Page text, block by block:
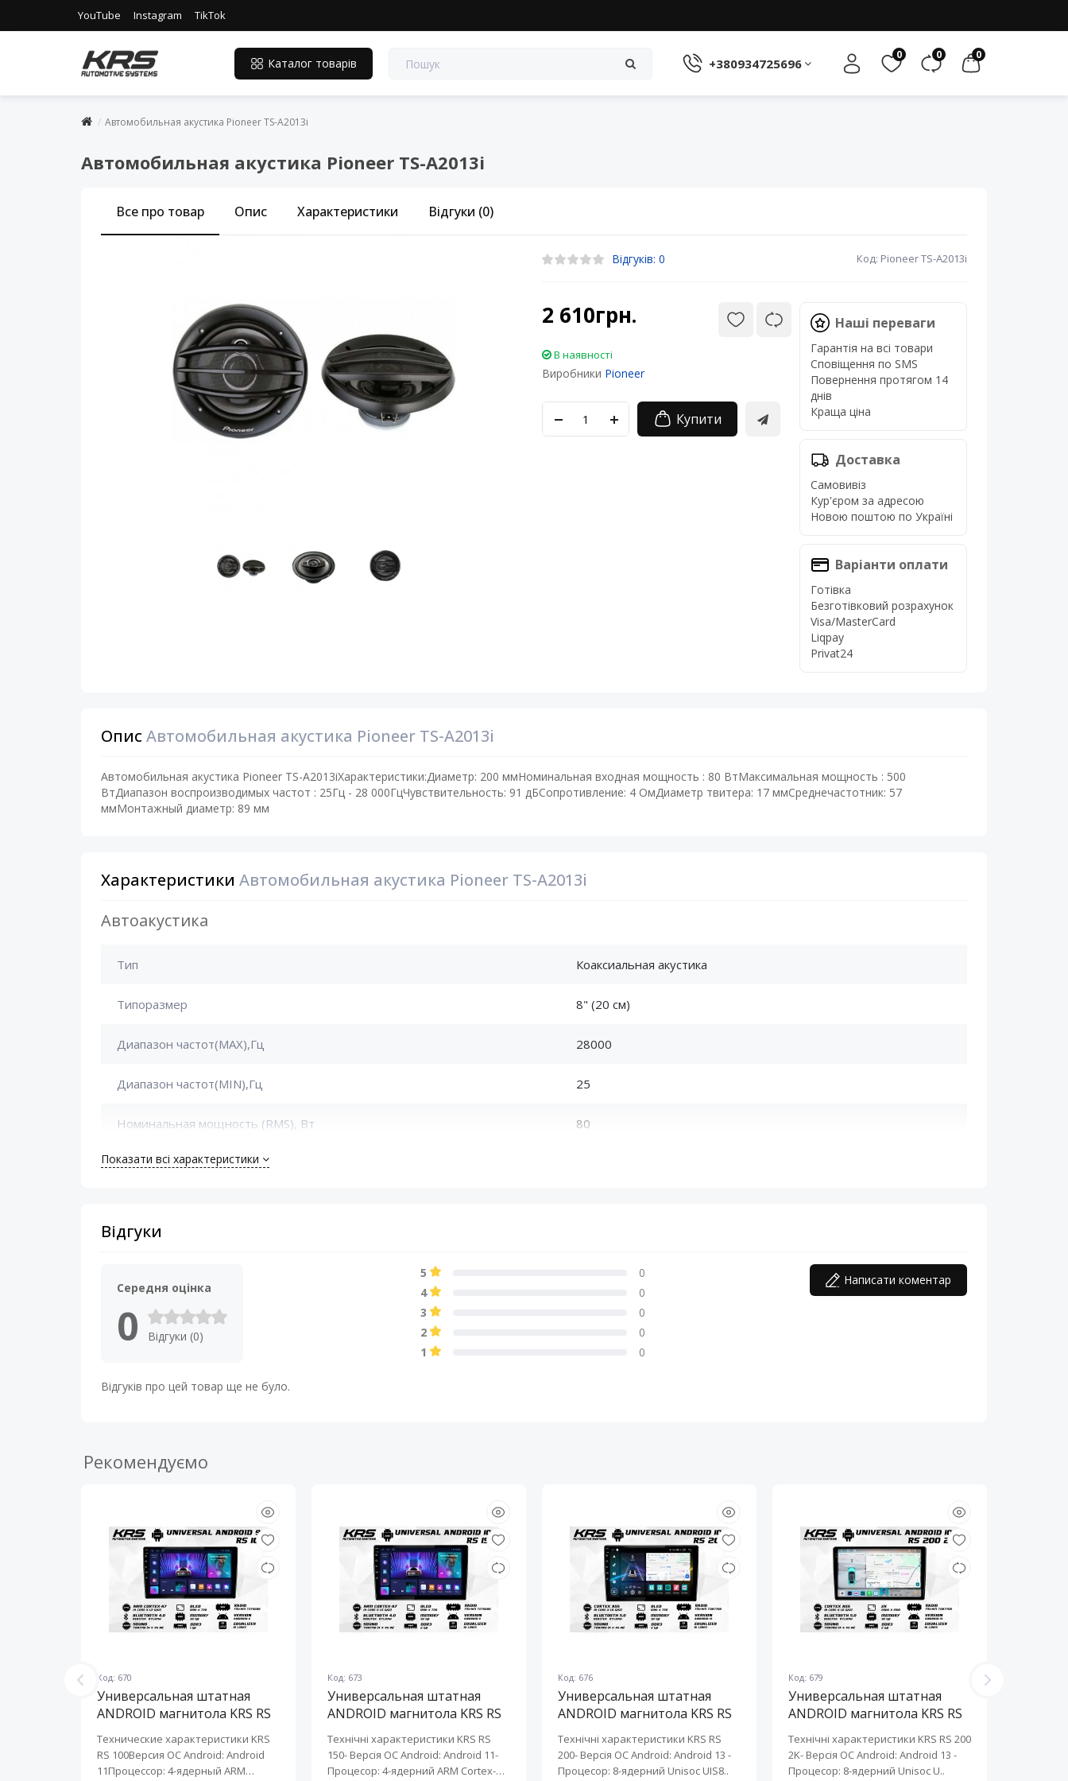
YouTube Instagram TikTok
Каталог товарів +380934725696
0 0 0
Автомобильная акустика Pioneer TS-A2013i
Автомобильная акустика Pioneer TS-A2013i
Все про товар Опис Характеристики Відгуки (0)
Відгуків: 0 Код: Pioneer TS-A2013i
2 610грн.
В наявності
Виробники Pioneer
Купити
Наші переваги
Гарантія на всі товари
Сповіщення по SMS
Повернення протягом 14
днів
Краща ціна
Доставка
Самовивіз
Кур'єром за адресою
Новою поштою по Україні
Варіанти оплати
Готівка
Безготівковий розрахунок
Visa/MasterCard
Liqpay
Privat24
Опис Автомобильная акустика Pioneer TS-A2013i
Автомобильная акустика Pioneer TS-A2013iХарактеристики:Диаметр: 200 ммНоминальная входная мощность : 80 ВтМаксимальная мощность : 500
ВтДиапазон воспроизводимых частот : 25Гц - 28 000ГцЧувствительность: 91 дБСопротивление: 4 ОмДиаметр твитера: 17 ммСреднечастотник: 57
ммМонтажный диаметр: 89 мм
Характеристики Автомобильная акустика Pioneer TS-A2013i
Автоакустика
Тип Коаксиальная акустика
Типоразмер 8" (20 см)
Диапазон частот(MAX),Гц 28000
Диапазон частот(MIN),Гц 25
Номинальная мощность (RMS), Вт 80
Сопротивление катушки, Ом
Показати всі характеристики
Відгуки
Середня оцінка
0 Відгуки (0)
5
0
4
0
3
0
2
0
1
0
Написати коментар
Відгуків про цей товар ще не було.
Рекомендуємо
Код: 670
Универсальная штатная
ANDROID магнитола KRS RS
Технические характеристики KRS
RS 100Версия ОС Android: Android
11Процессор: 4-ядерный ARM
Код: 673
Универсальная штатная
ANDROID магнитола KRS RS
Технічні характеристики KRS RS
150- Версія ОС Android: Android 11-
Процесор: 4-ядерний ARM Cortex-
Код: 676
Универсальная штатная
ANDROID магнитола KRS RS
Технічні характеристики KRS RS
200- Версія ОС Android: Android 13 ​-
Процесор: 8-ядерний Unisoc UIS8..
Код: 679
Универсальная штатная
ANDROID магнитола KRS RS
Технічні характеристики KRS RS 200
2K- Версія ОС Android: Android 13 ​-
Процесор: 8-ядерний Unisoc U..